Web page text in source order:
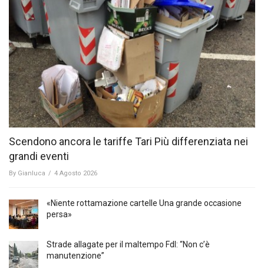
Scendono ancora le tariffe Tari Più differenziata nei
grandi eventi
By Gianluca / 4 Agosto 2026
«Niente rottamazione cartelle Una grande occasione
persa»
Strade allagate per il maltempo FdI: “Non c’è
manutenzione”